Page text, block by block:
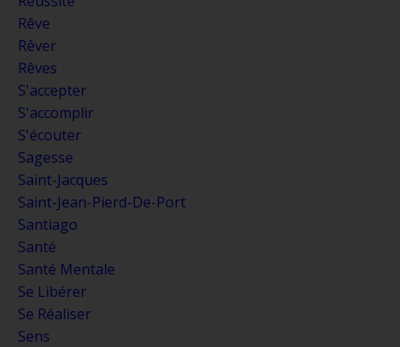
Rêve
Rêver
Rêves
S'accepter
S'accomplir
S'écouter
Sagesse
Saint-Jacques
Saint-Jean-Pierd-De-Port
Santiago
Santé
Santé Mentale
Se Libérer
Se Réaliser
Sens